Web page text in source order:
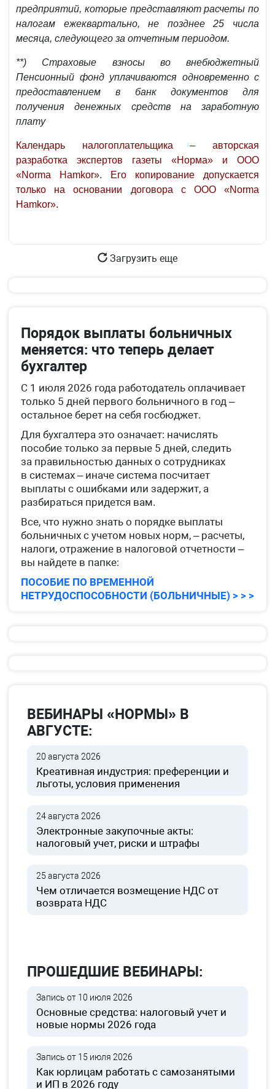
предприятий, которые представляют расчеты по
налогам ежеквартально, не позднее 25 числа
месяца, следующего за отчетным периодом.
**) Страховые взносы во внебюджетный
Пенсионный фонд уплачиваются одновременно с
предоставлением в банк документов для
получения денежных средств на заработную
плату
Календарь налогоплательщика – авторская
разработка экспертов газеты «Норма» и ООО
«Norma Hamkor». Его копирование допускается
только на основании договора с ООО «Norma
Hamkor».
Загрузить еще
Порядок выплаты больничных
меняется: что теперь делает
бухгалтер
С 1 июля 2026 года работодатель оплачивает
только 5 дней первого больничного в год –
остальное берет на себя госбюджет.
Для бухгалтера это означает: начислять
пособие только за первые 5 дней, следить
за правильностью данных о сотрудниках
в системах – иначе система посчитает
выплаты с ошибками или задержит, а
разбираться придется вам.
Все, что нужно знать о порядке выплаты
больничных с учетом новых норм, – расчеты,
налоги, отражение в налоговой отчетности –
вы найдете в папке:
ПОСОБИЕ ПО ВРЕМЕННОЙ
НЕТРУДОСПОСОБНОСТИ (БОЛЬНИЧНЫЕ) > > >
ВЕБИНАРЫ «НОРМЫ» В
АВГУСТЕ:
20 августа 2026
Креативная индустрия: преференции и
льготы, условия применения
24 августа 2026
Электронные закупочные акты:
налоговый учет, риски и штрафы
25 августа 2026
Чем отличается возмещение НДС от
возврата НДС
ПРОШЕДШИЕ ВЕБИНАРЫ:
Запись от 10 июля 2026
Основные средства: налоговый учет и
новые нормы 2026 года
Запись от 15 июля 2026
Как юрлицам работать с самозанятыми
и ИП в 2026 году